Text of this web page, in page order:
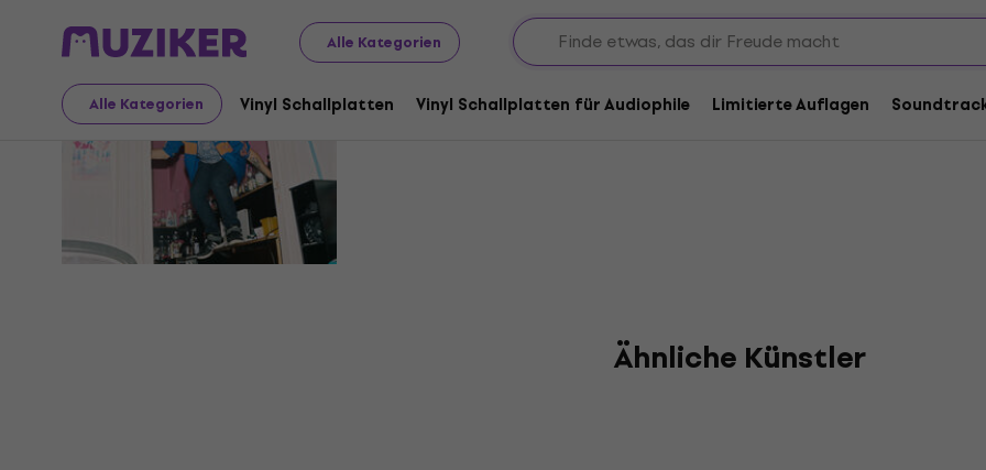
Alle Kategorien
Alle Kategorien Vinyl Schallplatten Vinyl Schallplatten für Audiophile Limitierte Auflagen
Rodolphe Coster
Ähnliche Künstler